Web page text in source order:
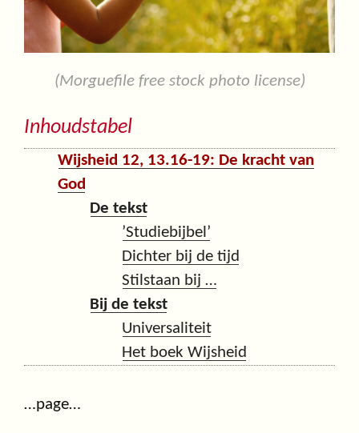
(Morguefile free stock photo license)
Inhoudstabel
Wijsheid 12, 13.16-19: De kracht van
God
De tekst
’Studiebijbel’
Dichter bij de tijd
Stilstaan bij …
Bij de tekst
Universaliteit
Het boek Wijsheid
…page…